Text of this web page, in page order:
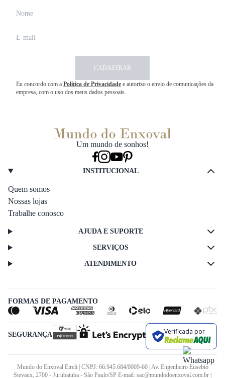
CADASTRAR
Eu concordo com a Política de Privacidade e autorizo o envio de comunicações da
empresa, com o uso dos meus dados pessoais.
Um mundo de sonhos!
INSTITUCIONAL
Quem somos
Nossas lojas
Trabalhe conosco
AJUDA E SUPORTE
SERVIÇOS
ATENDIMENTO
FORMAS DE PAGAMENTO
SEGURANÇA Verificada por
Mundo do Enxoval Eireli | CNPJ: 66.945.684/0009-60 | Av. Engenheiro Eusebio
Stevaux, 2700 - Jurubatuba - São Paulo/SP E-mail: sac@mundodoenxoval.com.br |